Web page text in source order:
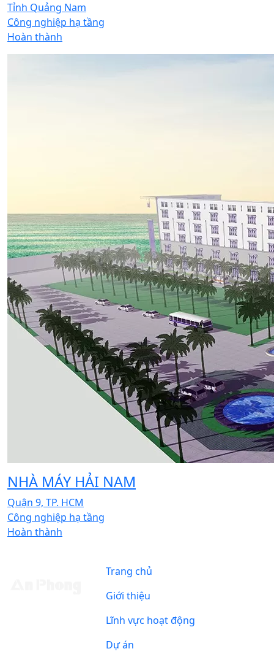
Tỉnh Quảng Nam
Công nghiệp hạ tầng
Hoàn thành
NHÀ MÁY HẢI NAM
Quận 9, TP. HCM
Công nghiệp hạ tầng
Hoàn thành
Trang chủ
Giới thiệu
Lĩnh vực hoạt động
Dự án